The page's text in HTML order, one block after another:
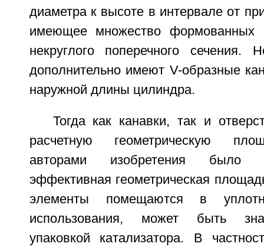
диаметра к высоте в интервале от
имеющее множество формованных
некруглого поперечного сечения.
дополнительно имеют V-образные
наружной длины цилиндра.
Тогда как канавки, так и
расчетную геометрическую
авторами изобретения было
эффективная геометрическая
элементы помещаются в
использования, может быть
упаковкой катализатора. В